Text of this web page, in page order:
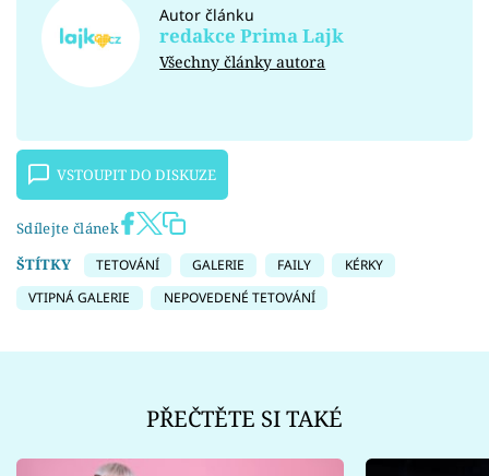
Autor článku
redakce Prima Lajk
Všechny články autora
VSTOUPIT DO DISKUZE
Sdílejte článek
ŠTÍTKY
TETOVÁNÍ GALERIE FAILY
KÉRKY
VTIPNÁ GALERIE
NEPOVEDENÉ TETOVÁNÍ
PŘEČTĚTE SI TAKÉ